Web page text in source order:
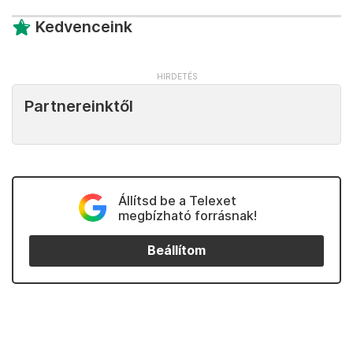
Kedvenceink
Partnereinktől
Állítsd be a Telexet
megbízható forrásnak!
Beállítom